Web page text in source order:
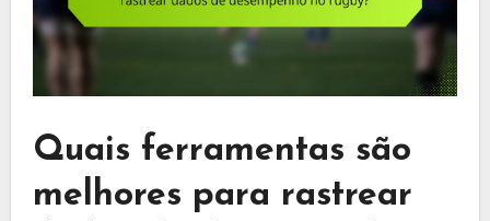
Quais ferramentas são
melhores para rastrear